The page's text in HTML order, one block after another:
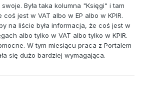
Była taka kolumna "Księgi" i tam
coś jest w VAT albo w EP albo w KPIR.
na liście była informacja, że coś jest w
albo tylko w VAT albo tylko w KPIR.
W tym miesiącu praca z Portalem
się dużo bardziej wymagająca.